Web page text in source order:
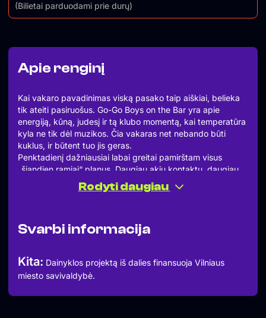
Apie renginį
Kai vakaro pavadinimas viską pasako taip aiškiai, belieka
tik ateiti pasiruošus. Go-Go Boys on the Bar yra apie
energiją, kūną, judesį ir tą klubo momentą, kai temperatūra
kyla ne tik dėl muzikos. Čia vakaras net nebando būti
kuklus, ir būtent tuo jis geras.
Penktadienį dažniausiai labai greitai pamirštam visus
„šiandien ramiai“ planus. Daugiau akių kontaktų, daugiau
juoko, daugiau spontaniškų sprendimų ir mažiau stovėjimo
vietoje su gėrimu rankoje. Tai vienas tų vakarų, kai visi šiek
» RAID (SOHO CLUB)
Daugiau informacijos – www.sohoclub.lt
Durys – 22:00 | Face Control
Rodyti daugiau
Svarbi informacija
Kita: Dainyklos projektą iš dalies finansuoja Vilniaus
miesto savivaldybė.
(Bilietai parduodami prie durų)